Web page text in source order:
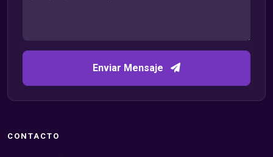
Enviar Mensaje
CONTACTO